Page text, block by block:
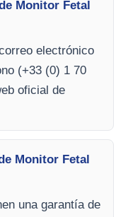
Monitor Fetal
electrónico
(+33 (0) 1 70
oficial de
Monitor Fetal
una garantía de